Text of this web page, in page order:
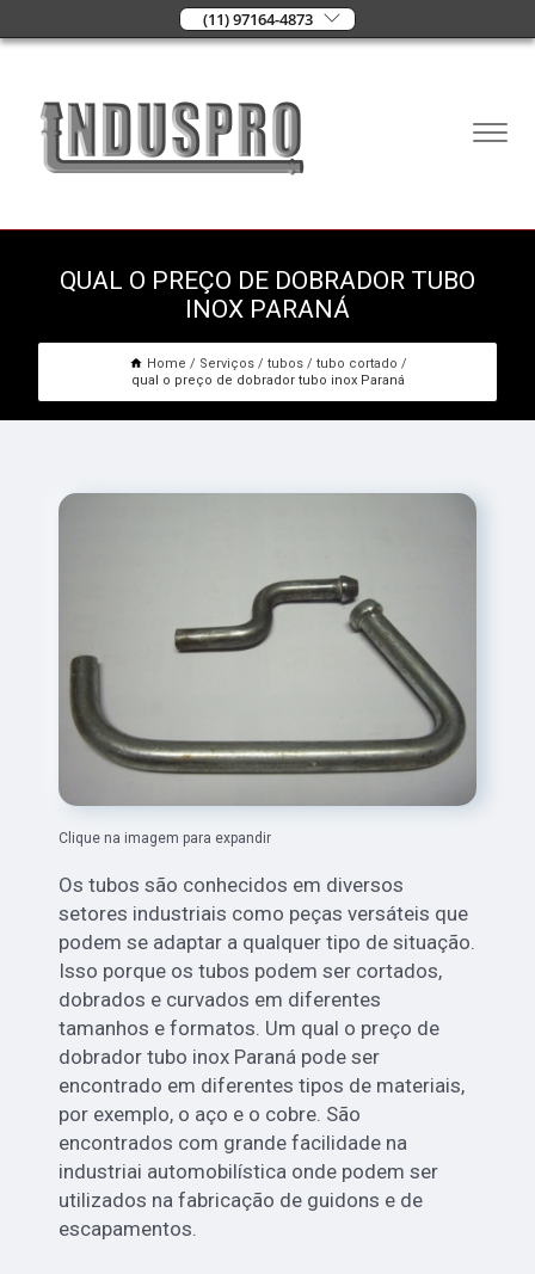
(11) 97164-4873
QUAL O PREÇO DE DOBRADOR TUBO
INOX PARANÁ
Home Serviços tubos
tubo cortado
qual o preço de dobrador tubo inox Paraná
Clique na imagem para expandir
Os tubos são conhecidos em diversos
setores industriais como peças versáteis que
podem se adaptar a qualquer tipo de situação.
Isso porque os tubos podem ser cortados,
dobrados e curvados em diferentes
tamanhos e formatos. Um qual o preço de
dobrador tubo inox Paraná pode ser
encontrado em diferentes tipos de materiais,
por exemplo, o aço e o cobre. São
encontrados com grande facilidade na
industriai automobilística onde podem ser
utilizados na fabricação de guidons e de
escapamentos.